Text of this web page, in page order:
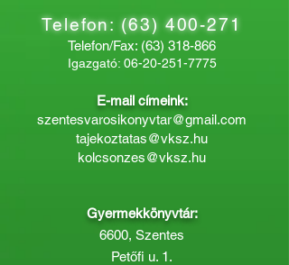
Telefon:(63) 400-271
Telefon/Fax: (63) 318-866
Igazgató: 06-20-251-7775
E-mail címeink:
szentesvarosikonyvtar@gmail.com
tajekoztatas@vksz.hu
kolcsonzes@vksz.hu
Gyermekkönyvtár:
6600, Szentes
Petőfi u. 1.